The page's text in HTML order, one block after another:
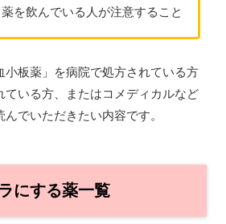
を飲んでいる人が注意すること
小板薬」を病院で処方されている方
ている方、またはコメディカルなど
でいただきたい内容です。
にする薬一覧